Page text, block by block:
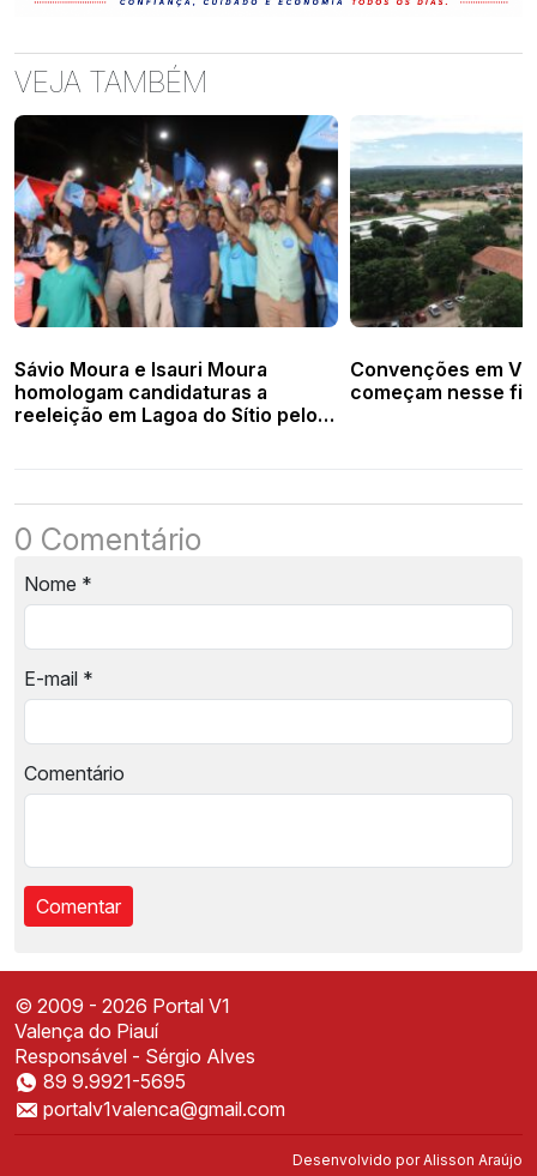
VEJA TAMBÉM
Sávio Moura e Isauri Moura
homologam candidaturas a
reeleição em Lagoa do Sítio pelo
Convenções em
começam nesse
0 Comentário
Nome *
E-mail *
Comentário
Instale o Portal V1
Acesse mais rápido direto da sua tela inicial
Instalar
© 2009 - 2026 Portal V1
Valença do Piauí
Responsável - Sérgio Alves
89 9.9921-5695
portalv1valenca@gmail.com
Desenvolvido por Alisson Araújo